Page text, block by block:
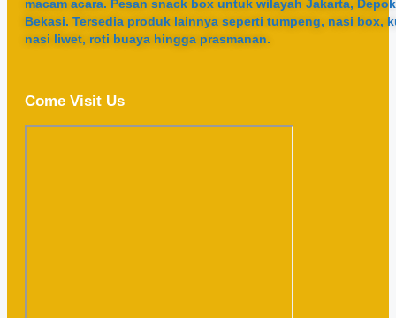
macam acara. Pesan snack box untuk wilayah Jakarta,
Bekasi. Tersedia produk lainnya seperti tumpeng, nasi box,
nasi liwet, roti buaya hingga prasmanan.
Come Visit Us